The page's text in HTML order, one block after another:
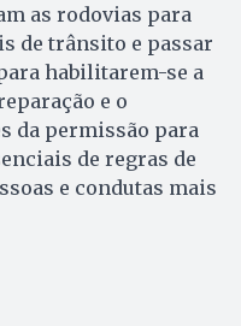
as rodovias para
de trânsito e passar
habilitarem-se a
e o
da permissão para
de regras de
e condutas mais